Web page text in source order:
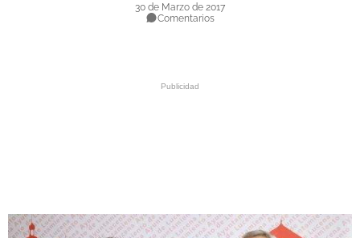
VENTANA CIUDADANA
NECROLÓGICAS
30 de Marzo de 2017
Comentarios